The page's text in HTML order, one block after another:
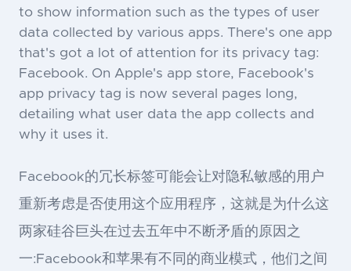
to show information such as the types of user
data collected by various apps. There's one app
that's got a lot of attention for its privacy tag:
Facebook. On Apple's app store, Facebook's
app privacy tag is now several pages long,
detailing what user data the app collects and
why it uses it.
Facebook的冗长标签可能会让对隐私敏感的用户
重新考虑是否使用这个应用程序，这就是为什么这
两家硅谷巨头在过去五年中不断矛盾的原因之
一:Facebook和苹果有不同的商业模式，他们之间